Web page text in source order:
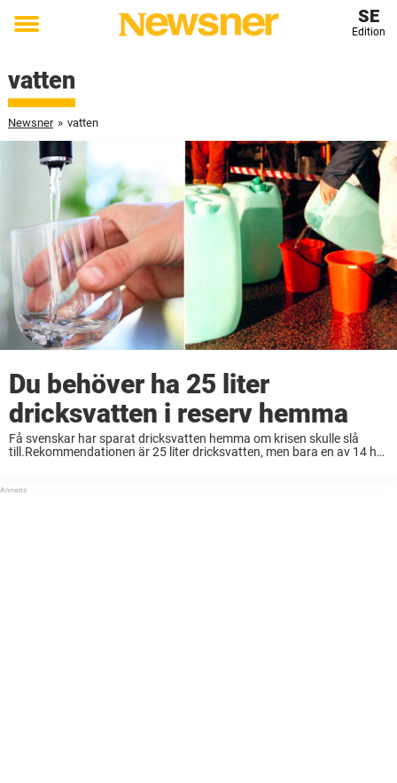
Toggle
SE
Edition
vatten
Newsner » vatten
Du behöver ha 25 liter
dricksvatten i reserv hemma
Få svenskar har sparat dricksvatten hemma om krisen skulle slå
till.Rekommendationen är 25 liter dricksvatten, men bara en av 14 har